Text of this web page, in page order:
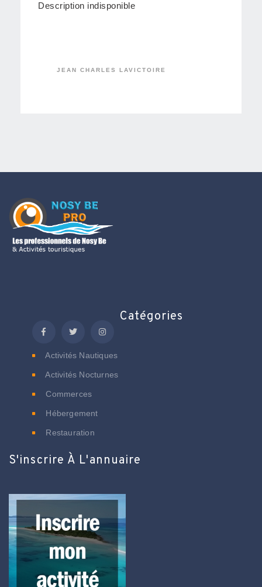
Description indisponible
JEAN CHARLES LAVICTOIRE
Catégories
Activités Nautiques
Activités Nocturnes
Commerces
Hébergement
Restauration
S'inscrire À L'annuaire